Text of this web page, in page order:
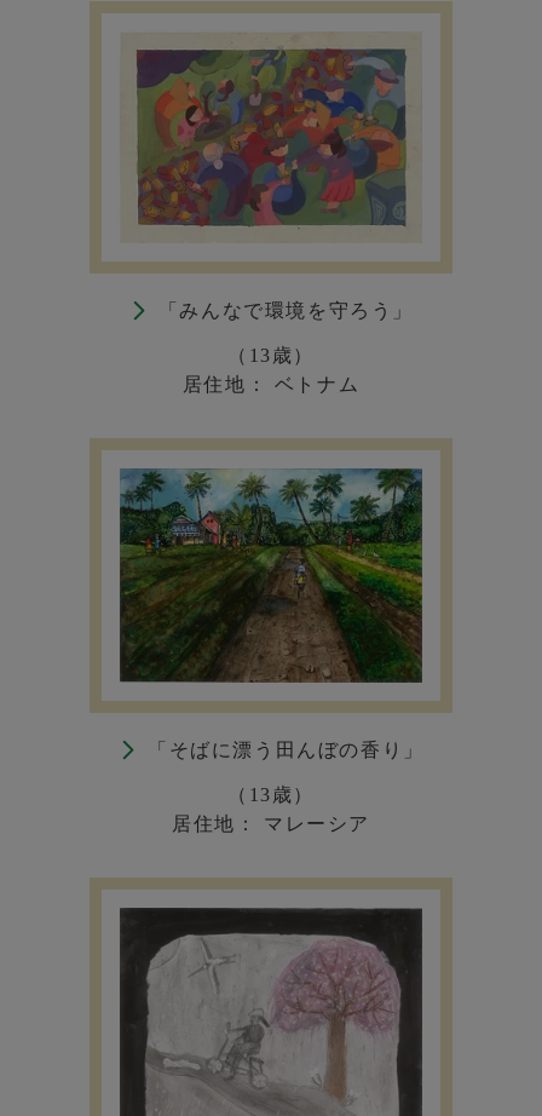
「みんなで環境を守ろう」
（13歳）
居住地： ベトナム
「そばに漂う田んぼの香り」
（13歳）
居住地： マレーシア